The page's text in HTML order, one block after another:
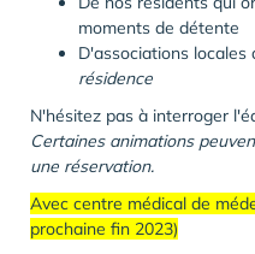
moments de détente
D'associations
résidence
N'hésitez pas à interroger
Certaines animations
une réservation.
Avec centre médical de
prochaine fin 2023)